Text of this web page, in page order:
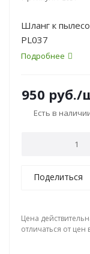
Шланг к
PL037
Подробнее
950 руб./
Есть в
Поделиться
Цена
отличаться от